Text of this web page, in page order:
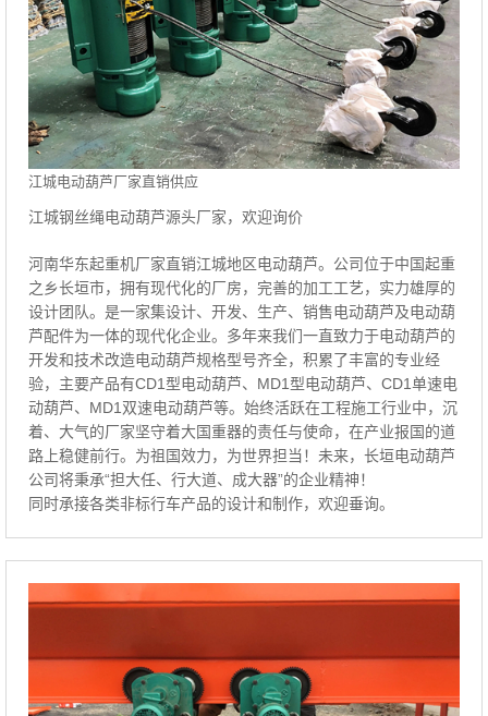
江城电动葫芦厂家直销供应
江城钢丝绳电动葫芦源头厂家，欢迎询价
河南华东起重机厂家直销江城地区电动葫芦。公司位于中国起重
之乡长垣市，拥有现代化的厂房，完善的加工工艺，实力雄厚的
设计团队。是一家集设计、开发、生产、销售电动葫芦及电动葫
芦配件为一体的现代化企业。多年来我们一直致力于电动葫芦的
开发和技术改造电动葫芦规格型号齐全，积累了丰富的专业经
验，主要产品有CD1型电动葫芦、MD1型电动葫芦、CD1单速电
动葫芦、MD1双速电动葫芦等。始终活跃在工程施工行业中，沉
着、大气的厂家坚守着大国重器的责任与使命，在产业报国的道
路上稳健前行。为祖国效力，为世界担当！未来，长垣电动葫芦
公司将秉承“担大任、行大道、成大器”的企业精神！
同时承接各类非标行车产品的设计和制作，欢迎垂询。